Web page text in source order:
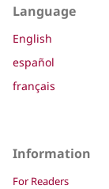
Language
English
español
français
Information
For Readers